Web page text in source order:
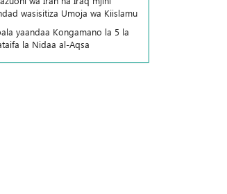
wasisitiza Umoja wa Kiislamu
yaandaa Kongamano la 5 la
la Nidaa al-Aqsa